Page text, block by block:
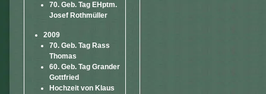
70. Geb. Tag EHptm.
Josef Rothmüller
2009
70. Geb. Tag Rass
Thomas
60. Geb. Tag Grander
Gottfried
Hochzeit von Klaus